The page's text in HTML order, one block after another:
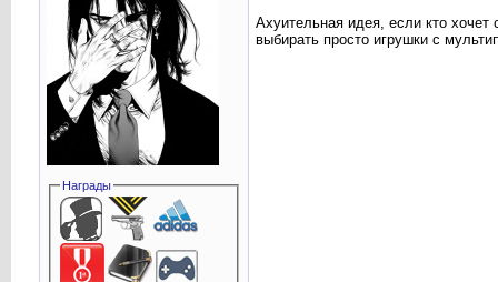
Награды
Ахуительная идея, если кто
выбирать просто игрушки с